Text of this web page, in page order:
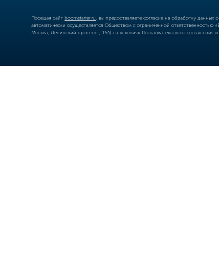
Посещая сайт boomstarter.ru , вы предоставляете согласие на обработку
автоматически осуществляется Обществом с ограниченной
Москва, Ленинский проспект, 15А) на условиях Пользовательского соглашения и